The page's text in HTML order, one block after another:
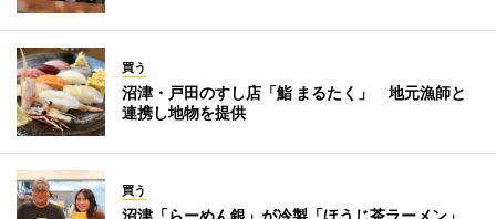
買う
沼津・戸田のすし店「鮨 まるたく」 地元漁師と
連携し地物を提供
買う
沼津「らーめん銀」が冷製「ほうじ茶ラーメン」